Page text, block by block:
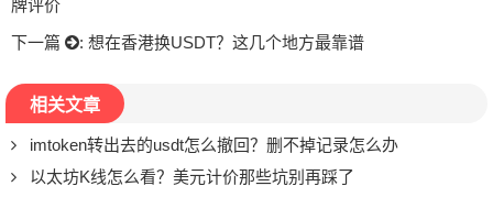
牌评价
下一篇
: 想在香港换USDT？这几个地方最靠谱
相关文章
imtoken转出去的usdt怎么撤回？删不掉记录怎么办
以太坊K线怎么看？美元计价那些坑别再踩了